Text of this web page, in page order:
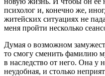
психолог и, конечно же,
житейских ситуациях не
меня пройти несколько
Думая о возможном
то смогу сменить фамилию
в наследство от него. Она у
неудобная, и столько